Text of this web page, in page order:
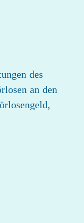
des
an den